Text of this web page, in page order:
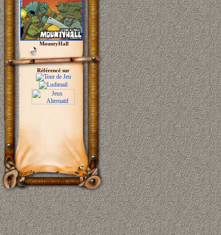
MountyHall
Référencé sur